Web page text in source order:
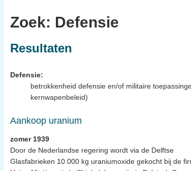
Zoek: Defensie
Resultaten
Defensie:
betrokkenheid defensie en/of militaire
kernwapenbeleid)
Aankoop uranium
zomer 1939
Door de Nederlandse regering wordt via de Delftse
Glasfabrieken 10.000 kg uraniumoxide gekocht bij de